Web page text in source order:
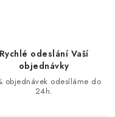
Rychlé odeslání Vaší
objednávky
objednávek odesíláme do
24h.